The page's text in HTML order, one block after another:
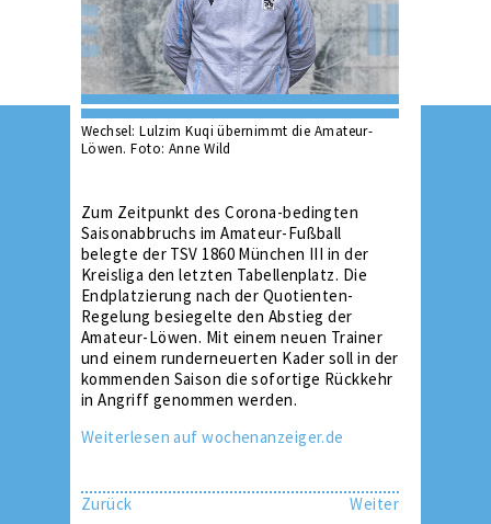
Wechsel: Lulzim Kuqi übernimmt die Amateur-
Löwen. Foto: Anne Wild
Zum Zeitpunkt des Corona-bedingten
Saisonabbruchs im Amateur-Fußball
belegte der TSV 1860 München III in der
Kreisliga den letzten Tabellenplatz. Die
Endplatzierung nach der Quotienten-
Regelung besiegelte den Abstieg der
Amateur-Löwen. Mit einem neuen Trainer
und einem runderneuerten Kader soll in der
kommenden Saison die sofortige Rückkehr
in Angriff genommen werden.
Weiterlesen auf wochenanzeiger.de
Zurück Weiter